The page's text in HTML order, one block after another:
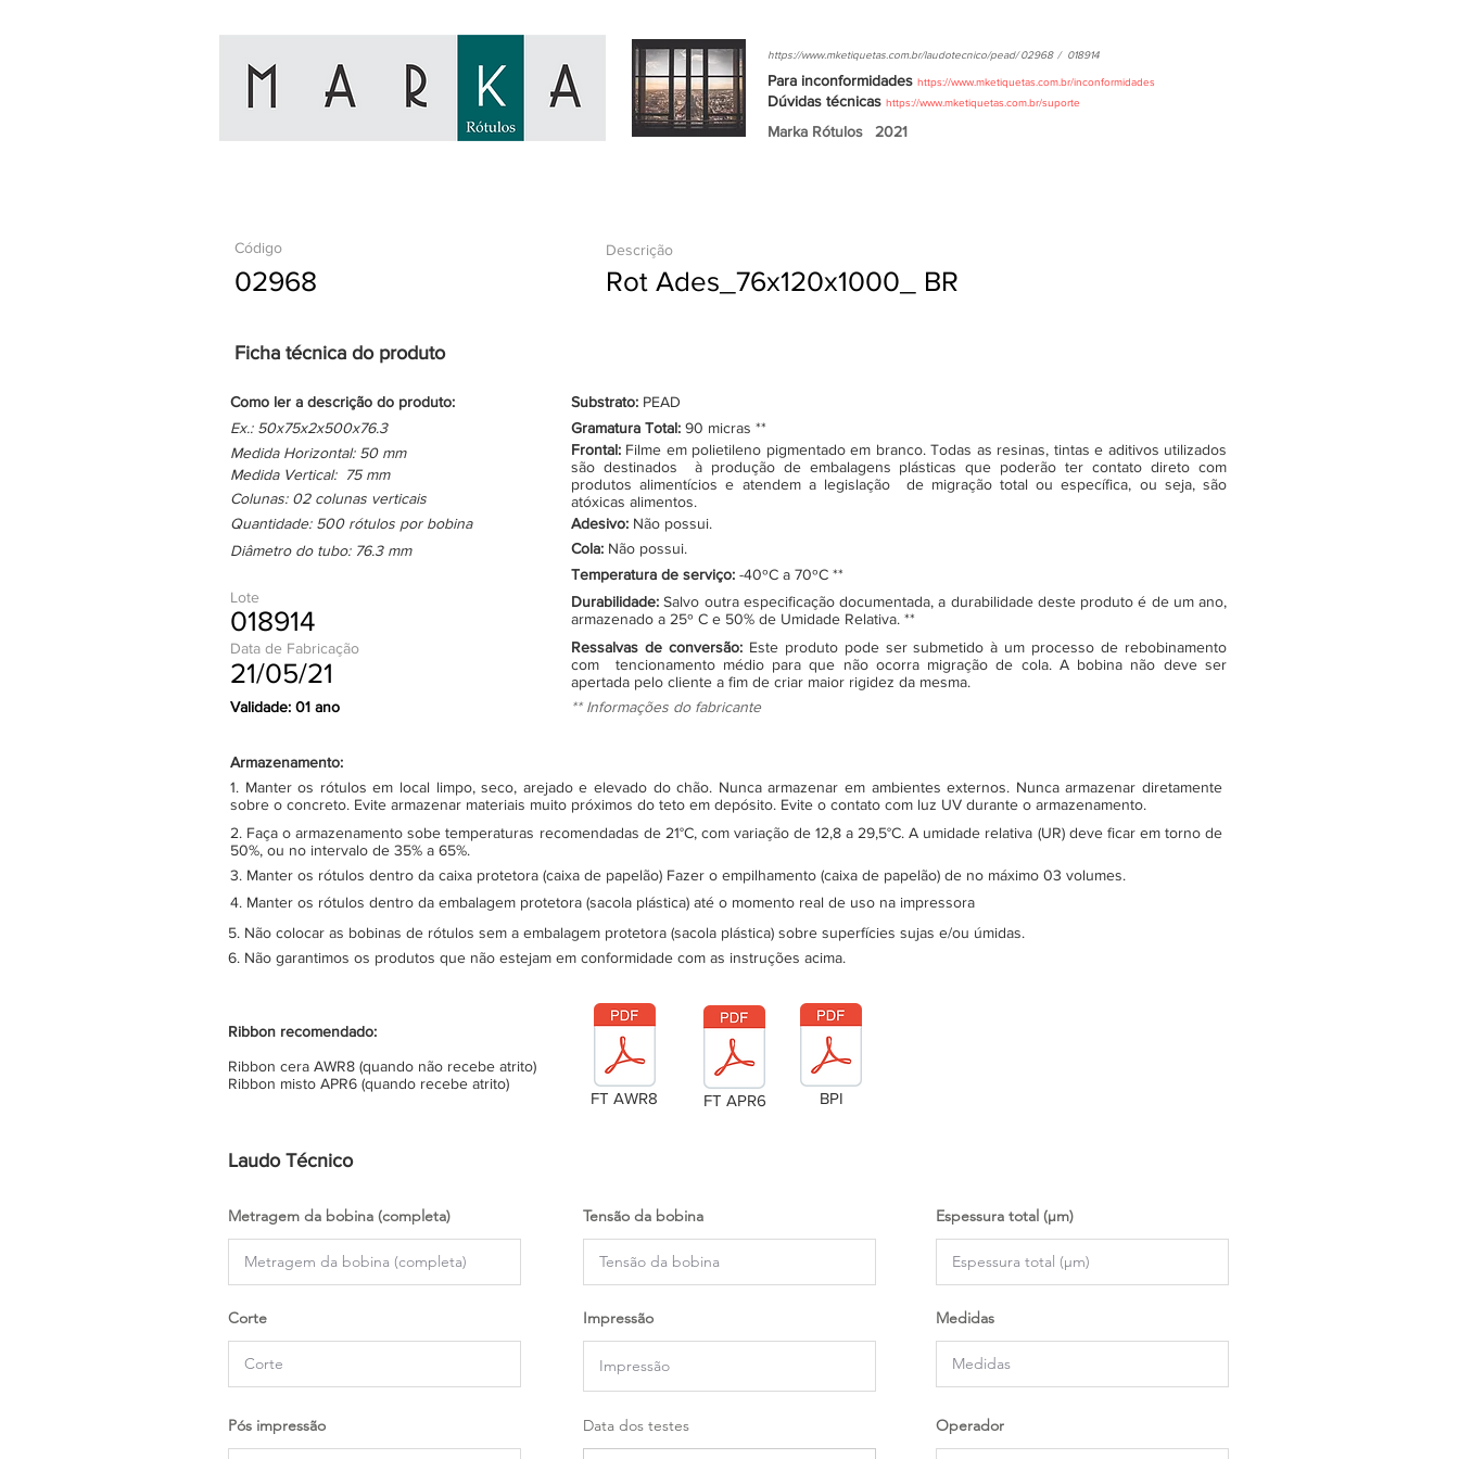
https://www.mketiquetas.com.br/laudotecnico/pead/ 02968 / 018914
Para inconformidades https://www.mketiquetas.com.br/inconformidades
Dúvidas técnicas https://www.mketiquetas.com.br/suporte
Marka Rótulos 2021
Código
02968
Descrição
Rot Ades_76x120x1000_ BR
Ficha técnica do produto
Como ler a descrição do produto: Substrato: PEAD
Ex.: 50x75x2x500x76.3
Medida Horizontal: 50 mm
Medida Vertical: 75 mm
Colunas: 02 colunas verticais
Quantidade: 500 rótulos por bobina
Gramatura Total: 90 micras **
Frontal: Filme em polietileno pigmentado em branco. Todas as resinas, tintas e aditivos utilizados
são destinados à produção de embalagens plásticas que poderão ter contato direto com
produtos alimentícios e atendem a legislação de migração total ou específica, ou seja, são
atóxicas alimentos.
Adesivo: Não possui.
Diâmetro do tubo: 76.3 mm
Cola: Não possui.
Temperatura de serviço: -40ºC a 70ºC **
Lote
018914
Data de Fabricação
21/05/21
Durabilidade:Salvo outra especificação documentada, a durabilidade deste produto é de um ano,
armazenado a 25º C e 50% de Umidade Relativa. **
Ressalvas de conversão: Este produto pode ser submetido à um processo de rebobinamento
com tencionamento médio para que não ocorra migração de cola. A bobina não deve ser
apertada pelo cliente a fim de criar maior rigidez da mesma.
Validade: 01 ano
** Informações do fabricante
Armazenamento:
1. Manter os rótulos em local limpo, seco, arejado e elevado do chão. Nunca armazenar em ambientes externos. Nunca armazenar diretamente
sobre o concreto. Evite armazenar materiais muito próximos do teto em depósito. Evite o contato com luz UV durante o armazenamento.
2. Faça o armazenamento sobe temperaturas recomendadas de 21°C, com variação de 12,8 a 29,5°C. A umidade relativa (UR) deve ficar em torno de
50%, ou no intervalo de 35% a 65%.
3. Manter os rótulos dentro da caixa protetora (caixa de papelão) Fazer o empilhamento (caixa de papelão) de no máximo 03 volumes.
4. Manter os rótulos dentro da embalagem protetora (sacola plástica) até o momento real de uso na impressora
5. Não colocar as bobinas de rótulos sem a embalagem protetora (sacola plástica) sobre superfícies sujas e/ou úmidas.
6. Não garantimos os produtos que não estejam em conformidade com as instruções acima.
Ribbon recomendado:
Ribbon cera AWR8 (quando não recebe atrito)
Ribbon misto APR6 (quando recebe atrito)
FT AWR8 FT APR6 BPI
Laudo Técnico
Metragem da bobina (completa)
Corte
Pós impressão
Tensão da bobina
Impressão
Data dos testes
Espessura total (µm)
Medidas
Operador